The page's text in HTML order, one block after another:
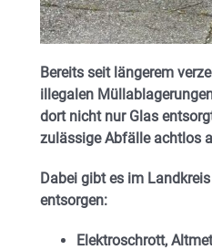
Bereits seit längerem
illegalen
dort nicht nur Glas
zulässige Abfälle achtlos
Dabei gibt es im
entsorgen:
Elektroschrott,